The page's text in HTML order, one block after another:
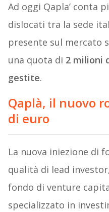
Ad oggi Qapla’ conta
dislocati tra la sede
presente sul mercato
una quota di 2 milioni
gestite.
Qaplà, il nuovo
di euro
La nuova iniezione di
qualità di lead
fondo di venture
specializzato in